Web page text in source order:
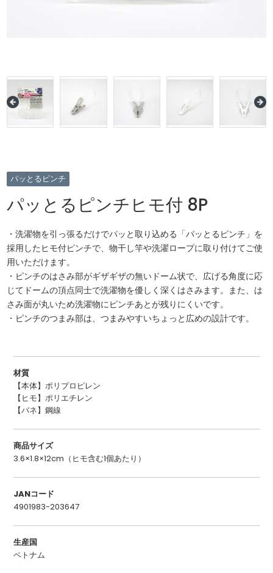
パッとるピンチ
パッとるピンチヒモ付 8P
・洗濯物を引っ張るだけでパッと取り込める「パッとるピンチ」を
採用したヒモ付ピンチで、物干し竿や洗濯ロープに取り付けてご使
用いただけます。
・ピンチのはさみ部がギザギザの無いドーム状で、広げる角度に応
じてドームの頂点同士で洗濯物を優しく深くはさみます。また、は
さみ面が丸いため洗濯物にピンチあとが残りにくいです。
・ピンチのつまみ部は、つまみやすいちょっと広めの設計です。
材質
【本体】ポリプロピレン
【ヒモ】ポリエチレン
【バネ】鋼線
商品サイズ
3.6×1.8×12cm（ヒモ含む1個あたり）
JANコード
4901983-203647
生産国
ベトナム